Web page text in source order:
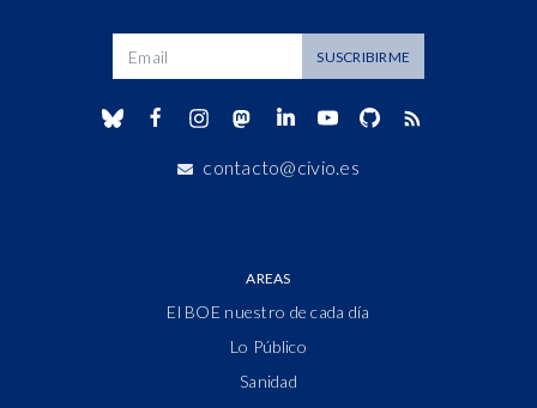
SUSCRIBIRME
contacto@civio.es
AREAS
El BOE nuestro de cada día
Lo Público
Sanidad